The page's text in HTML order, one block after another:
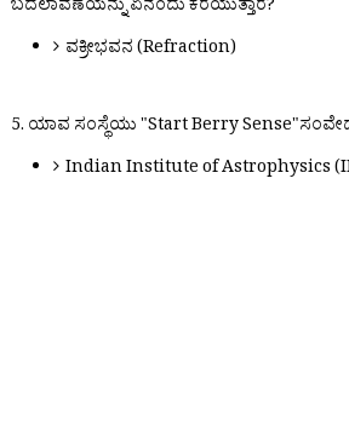
ಬದಲಾವಣೆಯನ್ನು ಏನೆಂದು ಕರೆಯುತ್ತಾರೆ?
ವಕ್ರೀಭವನ (Refraction)
5. ಯಾವ ಸಂಸ್ಥೆಯು "Start Berry
Indian Institute of Astrophysics